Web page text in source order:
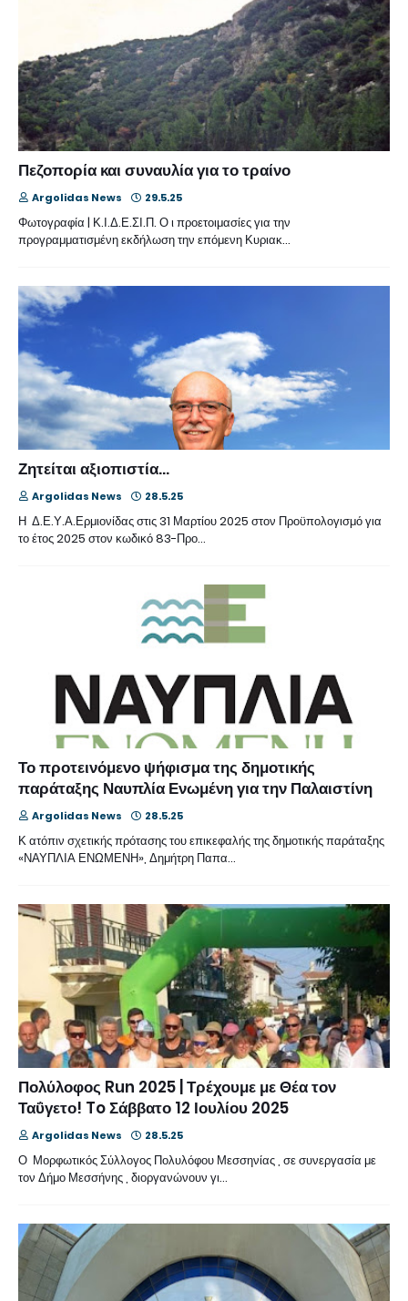
Πεζοπορία και συναυλία για το τραίνο
Argolidas News 29.5.25
Φωτογραφία | Κ.Ι.Δ.Ε.ΣΙ.Π. Ο ι προετοιμασίες για την
προγραμματισμένη εκδήλωση την επόμενη Κυριακ…
Ζητείται αξιοπιστία…
Argolidas News 28.5.25
Η Δ.Ε.Υ.Α.Ερμιονίδας στις 31 Μαρτίου 2025 στον Προϋπολογισμό για
το έτος 2025 στον κωδικό 83-Προ…
Το προτεινόμενο ψήφισμα της δημοτικής
παράταξης Ναυπλία Ενωμένη για την Παλαιστίνη
Argolidas News 28.5.25
Κ ατόπιν σχετικής πρότασης του επικεφαλής της δημοτικής παράταξης
«ΝΑΥΠΛΙΑ ΕΝΩΜΕΝΗ», Δημήτρη Παπα…
Πολύλοφος Run 2025 | Τρέχουμε με Θέα τον
Ταΰγετο! To Σάββατο 12 Ιουλίου 2025
Argolidas News 28.5.25
Ο Μορφωτικός Σύλλογος Πολυλόφου Μεσσηνίας , σε συνεργασία με
τον Δήμο Μεσσήνης , διοργανώνουν γι…